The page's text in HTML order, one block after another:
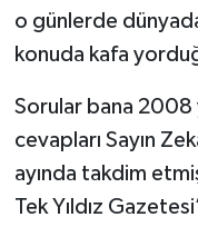
o günlerde
konuda kafa
Sorular bana 2008
cevapları Sayın
ayında takdim
Tek Yıldız